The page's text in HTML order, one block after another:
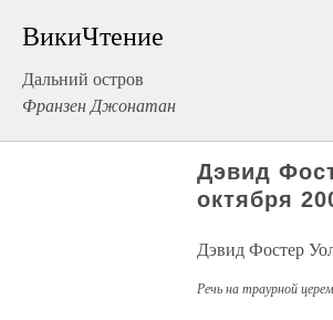
ВикиЧтение
Дальний остров
Франзен Джонатан
Дэвид
октября
Дэвид Фостер
Речь на траурной